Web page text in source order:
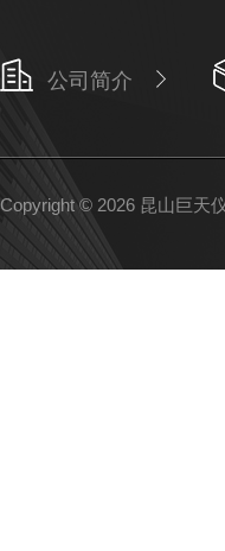
公司简介
Copyright © 2026 昆山巨天